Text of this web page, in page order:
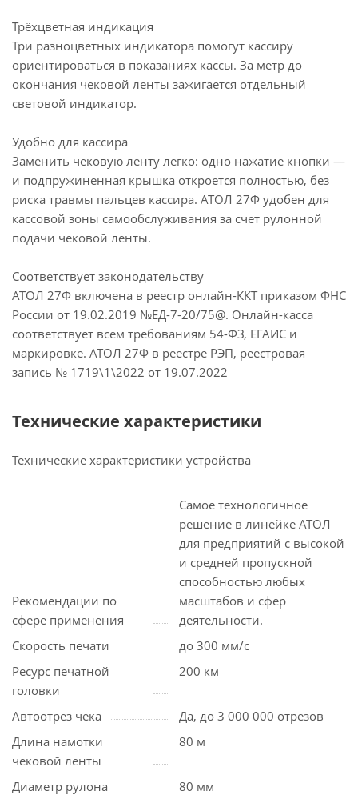
Трёхцветная индикация
Три разноцветных индикатора помогут кассиру
ориентироваться в показаниях кассы. За метр до
окончания чековой ленты зажигается отдельный
световой индикатор.
Удобно для кассира
Заменить чековую ленту легко: одно нажатие кнопки —
и подпружиненная крышка откроется полностью, без
риска травмы пальцев кассира. АТОЛ 27Ф удобен для
кассовой зоны самообслуживания за счет рулонной
подачи чековой ленты.
Соответствует законодательству
АТОЛ 27Ф включена в реестр онлайн-ККТ приказом ФНС
России от 19.02.2019 №ЕД-7-20/75@. Онлайн-касса
соответствует всем требованиям 54-ФЗ, ЕГАИС и
маркировке. АТОЛ 27Ф в реестре РЭП, реестровая
запись № 1719\1\2022 от 19.07.2022
Технические характеристики
Технические характеристики устройства
Рекомендации по
сфере применения
Самое технологичное
решение в линейке АТОЛ
для предприятий с высокой
и средней пропускной
способностью любых
масштабов и сфер
деятельности.
Скорость печати
до 300 мм/с
Ресурс печатной
головки
200 км
Автоотрез чека
Да, до 3 000 000 отрезов
Длина намотки
чековой ленты
80 м
Диаметр рулона
80 мм